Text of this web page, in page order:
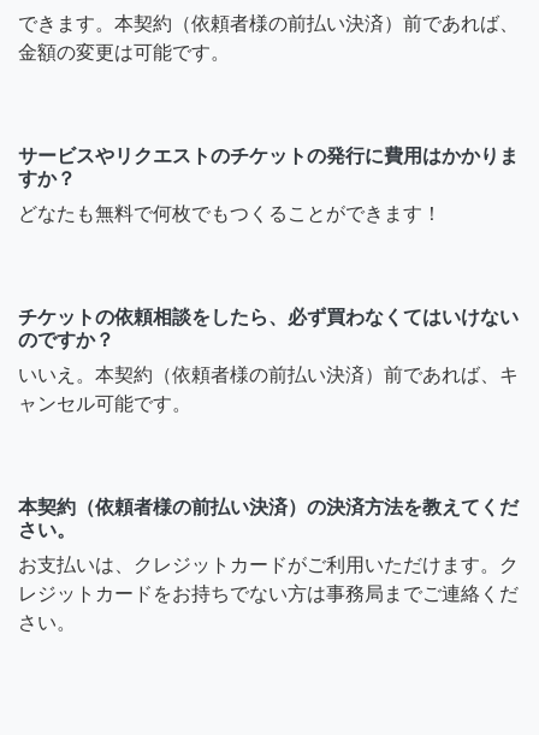
できます。本契約（依頼者様の前払い決済）前であれば、
金額の変更は可能です。
サービスやリクエストのチケットの発行に費用はかかりま
すか？
どなたも無料で何枚でもつくることができます！
チケットの依頼相談をしたら、必ず買わなくてはいけない
のですか？
いいえ。本契約（依頼者様の前払い決済）前であれば、キ
ャンセル可能です。
本契約（依頼者様の前払い決済）の決済方法を教えてくだ
さい。
お支払いは、クレジットカードがご利用いただけます。ク
レジットカードをお持ちでない方は事務局までご連絡くだ
さい。